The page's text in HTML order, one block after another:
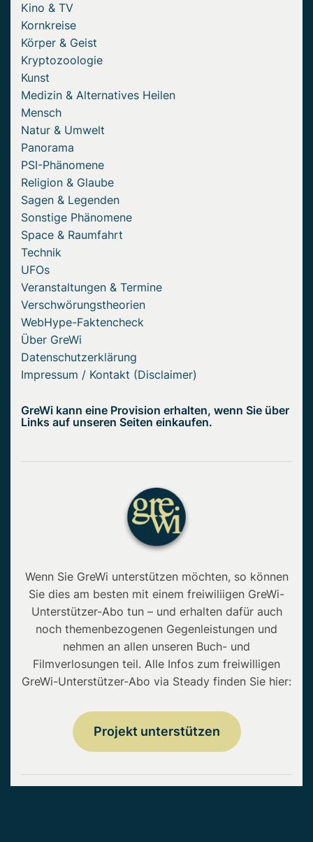
Kino & TV
Kornkreise
Körper & Geist
Kryptozoologie
Kunst
Medizin & Alternatives Heilen
Mensch
Natur & Umwelt
Panorama
PSI-Phänomene
Religion & Glaube
Sagen & Legenden
Sonstige Phänomene
Space & Raumfahrt
Technik
UFOs
Veranstaltungen & Termine
Verschwörungstheorien
WebHype-Faktencheck
Über GreWi
Datenschutzerklärung
Impressum / Kontakt (Disclaimer)
GreWi kann eine Provision erhalten, wenn Sie über
Links auf unseren Seiten einkaufen.
Wenn Sie GreWi unterstützen möchten, so können
Sie dies am besten mit einem freiwiliigen GreWi-
Unterstützer-Abo tun – und erhalten dafür auch
noch themenbezogenen Gegenleistungen und
nehmen an allen unseren Buch- und
Filmverlosungen teil. Alle Infos zum freiwilligen
GreWi-Unterstützer-Abo via Steady finden Sie hier:
Projekt unterstützen